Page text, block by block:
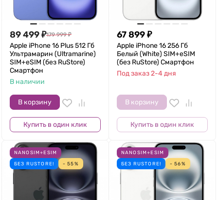
89 499₽179 999 ₽
Apple iPhone 16 Plus 512 Гб
Ультрамарин (Ultramarine)
SIM+eSIM (без RuStore)
Смартфон
В наличии
В корзину
Купить в один клик
67 899₽
Apple iPhone 16 256 Гб
Белый (White) SIM+eSIM
(без RuStore) Смартфон
Под заказ 2-4 дня
В корзину
Купить в один клик
NANOSIM+ESIM
БЕЗ RUSTORE!
- 55%
NANOSIM+ESIM
БЕЗ RUSTORE!
- 56%